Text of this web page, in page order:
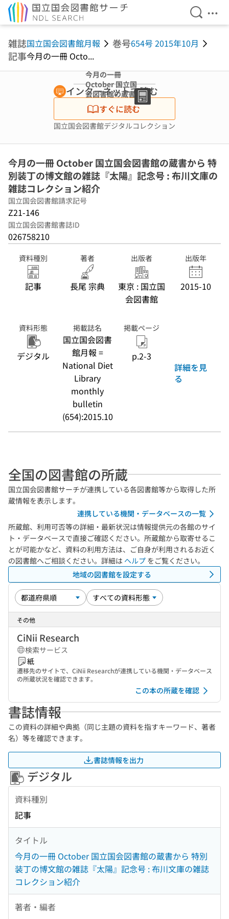
検索を
メ
雑誌国立国会図書館月報 巻号654号 2015年10月
記事今月の一冊 Octo...
今月の一冊
October 国立国
会図書館の蔵書か
ら 特別装丁の博
文館の雑誌『太
陽』記念号 : 布川
文庫の雑誌コレク
ション紹介
インターネットで読む
すぐに読む
国立国会図書館デジタルコレクション
今月の一冊 October 国立国会図書館の蔵書から 特
別装丁の博文館の雑誌『太陽』記念号 : 布川文庫の
雑誌コレクション紹介
国立国会図書館請求記号
Z21-146
国立国会図書館書誌ID
026758210
資料種別
記事
著者
長尾 宗典
出版者
東京 : 国立国
会図書館
出版年
2015-10
資料形態
デジタル
掲載誌名
国立国会図書
館月報 =
National Diet
Library
monthly
bulletin
(654):2015.10
掲載ページ
p.2-3
詳細を見
る
全国の図書館の所蔵
国立国会図書館サーチが連携している各図書館等から取得した所
蔵情報を表示します。
連携している機関・データベースの一覧
所蔵館、利用可否等の詳細・最新状況は情報提供元の各館のサイ
ト・データベースで直接ご確認ください。所蔵館から取寄せるこ
とが可能かなど、資料の利用方法は、ご自身が利用されるお近く
の図書館へご相談ください。詳細は ヘルプ をご覧ください。
地域の図書館を設定する
その他
CiNii Research
検索サービス
紙
遷移先のサイトで、CiNii Researchが連携している機関・データベース
の所蔵状況を確認できます。
この本の所蔵を確認
書誌情報
この資料の詳細や典拠（同じ主題の資料を指すキーワード、著者
名）等を確認できます。
書誌情報を出力
デジタル
資料種別
記事
タイトル
今月の一冊 October 国立国会図書館の蔵書から 特別
装丁の博文館の雑誌『太陽』記念号 : 布川文庫の雑誌
コレクション紹介
著者・編者